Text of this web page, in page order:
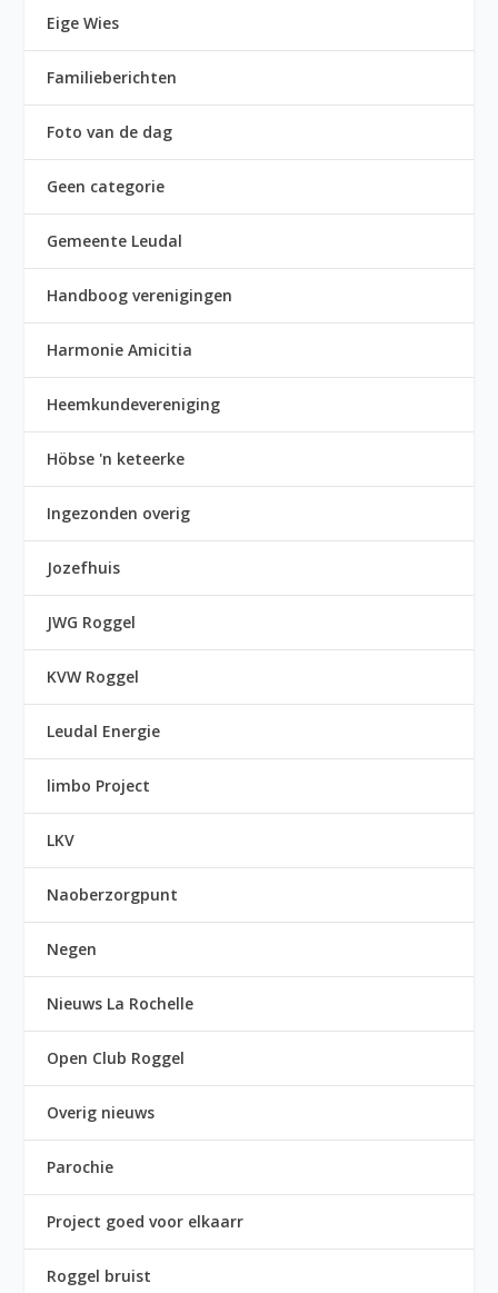
Eige Wies
Familieberichten
Foto van de dag
Geen categorie
Gemeente Leudal
Handboog verenigingen
Harmonie Amicitia
Heemkundevereniging
Höbse 'n keteerke
Ingezonden overig
Jozefhuis
JWG Roggel
KVW Roggel
Leudal Energie
limbo Project
LKV
Naoberzorgpunt
Negen
Nieuws La Rochelle
Open Club Roggel
Overig nieuws
Parochie
Project goed voor elkaarr
Roggel bruist